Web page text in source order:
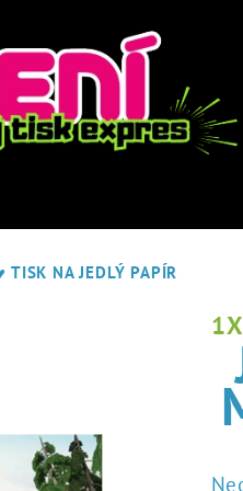
TISK NA JEDLÝ PAPÍR
1X